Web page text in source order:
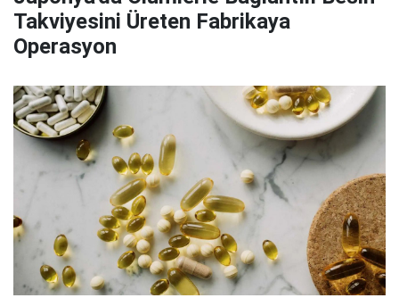
Takviyesini Üreten Fabrikaya
Operasyon